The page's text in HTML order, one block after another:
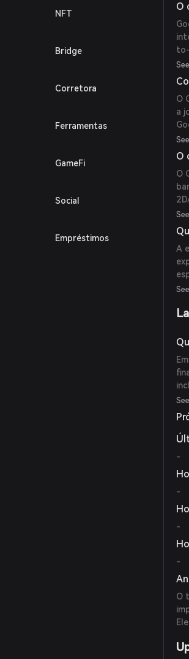
NFT
Bridge
Corretora
Ferramentas
GameFi
Social
Empréstimos
O
O
a
O
O
A
-
-
-
-
O